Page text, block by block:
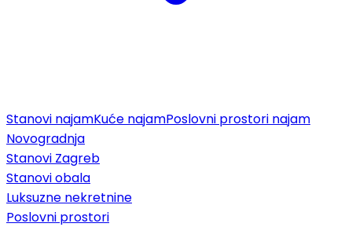
Stanovi najamKuće najamPoslovni prostori najam
Novogradnja
Stanovi Zagreb
Stanovi obala
Luksuzne nekretnine
Poslovni prostori